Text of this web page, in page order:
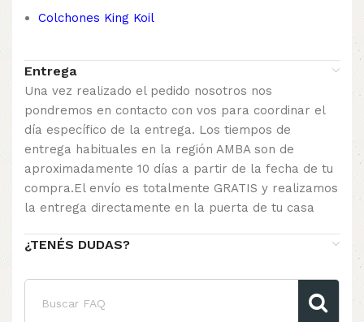
Colchones King Koil
Entrega
Una vez realizado el pedido nosotros nos
pondremos en contacto con vos para coordinar el
día específico de la entrega. Los tiempos de
entrega habituales en la región AMBA son de
aproximadamente 10 días a partir de la fecha de tu
compra.El envío es totalmente GRATIS y realizamos
la entrega directamente en la puerta de tu casa
¿TENÉS DUDAS?